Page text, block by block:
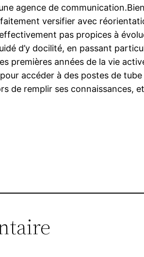
agence de
versifier avec
pas propices à
d’y docilité, en passant
premières années de la vie
accéder à des postes de
de remplir ses connaissances,